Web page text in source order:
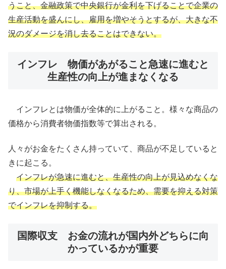
うこと、金融政策で中央銀行が金利を下げることで企業の
生産活動を盛んにし、雇用を増やそうとするが、大きな不
況のダメージを消し去ることはできない。
インフレ 物価があがること急速に進むと
生産性の向上が進まなくなる
インフレとは物価が全体的に上がること。様々な商品の
価格から消費者物価指数等で算出される。
人々がお金をたくさん持っていて、商品が不足していると
きに起こる。
インフレが急速に進むと、生産性の向上が見込めなくな
り、市場が上手く機能しなくなるため、需要を抑える対策
でインフレを抑制する。
国際収支 お金の流れが国内外どちらに向
かっているかが重要